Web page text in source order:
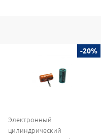
-20%
Электронный
цилиндрический